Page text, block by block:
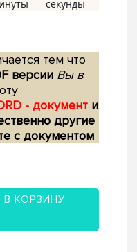
тем что
версии Вы в
- документ и
другие
с документом
КОРЗИНУ